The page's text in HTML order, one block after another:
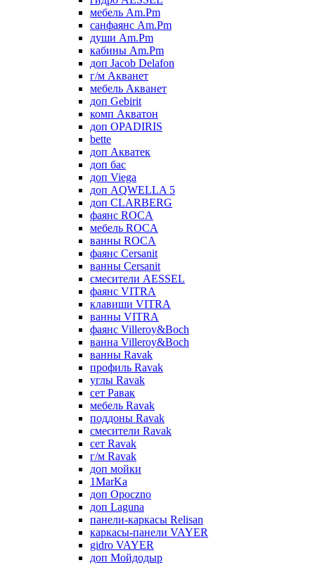
мебель Am.Pm
санфаянс Am.Pm
души Am.Pm
кабины Am.Pm
доп Jacob Delafon
г/м Акванет
мебель Акванет
доп Gebirit
комп Акватон
доп OPADIRIS
bette
доп Акватек
доп бас
доп Viega
доп AQWELLA 5
доп CLARBERG
фаянс ROCA
мебель ROCA
ванны ROCA
фаянс Cersanit
ванны Cersanit
смесители AESSEL
фаянс VITRA
клавиши VITRA
ванны VITRA
фаянс Villeroy&Boch
ванна Villeroy&Boch
ванны Ravak
профиль Ravak
углы Ravak
сет Равак
мебель Ravak
поддоны Ravak
смесители Ravak
сет Ravak
г/м Ravak
доп мойки
1MarKa
доп Opoczno
доп Laguna
панели-каркасы Relisan
каркасы-панели VAYER
gidro VAYER
доп Мойдодыр